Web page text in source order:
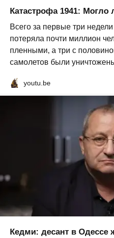
Катастрофа 1941: Могло
Всего за первые три
потеряла почти миллион
пленными, а три с
самолетов были
youtu.be
Кедми: десант в Одессе